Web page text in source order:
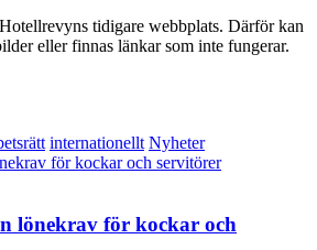
tidigare webbplats. Därför kan
eller finnas länkar som inte fungerar.
internationellt Nyheter
lönekrav för kockar och